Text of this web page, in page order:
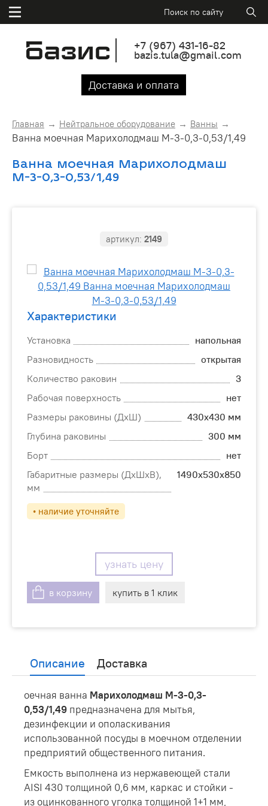
+7 (967) 431-16-82
bazis.tula@gmail.com
Доставка и оплата
Главная Нейтральное оборудование Ванны
Ванна моечная Марихолодмаш М-3-0,3-0,53/1,49
Ванна моечная Марихолодмаш
М-3-0,3-0,53/1,49
артикул: 2149
Характеристики
Установка
напольная
Разновидность
открытая
Количество раковин
3
Рабочая поверхность
нет
Размеры раковины (ДхШ)
430х430 мм
Глубина раковины
300 мм
Борт
нет
Габаритные размеры (ДхШхВ),
мм
1490х530х850
• наличие уточняйте
узнать цену
в корзину купить в 1 клик
Описание Доставка
оечная ванна Марихолодмаш М-3-0,3-
0,53/1,49 предназначена для мытья,
дезинфекции и ополаскивания
использованной посуды в моечном отделении
предприятий общественного питания.
Емкость выполнена из нержавеющей стали
AISI 430 толщиной 0,6 мм, каркас и стойки -
из оцинкованного уголка толщиной 1+1 мм,